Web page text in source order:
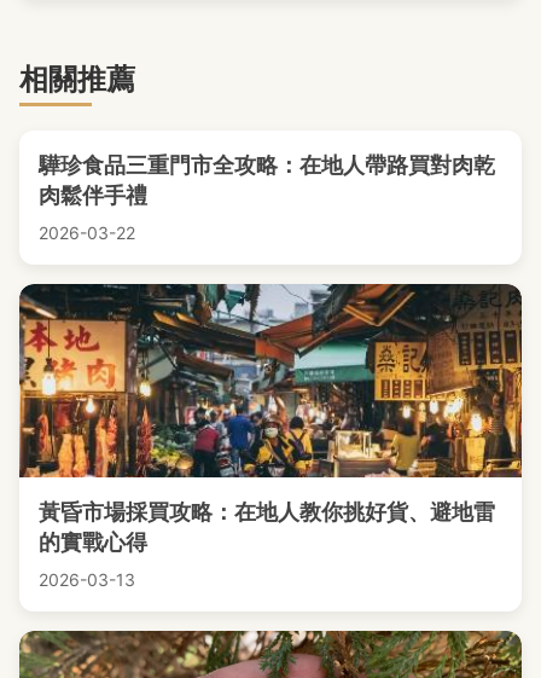
相關推薦
驊珍食品三重門市全攻略：在地人帶路買對肉乾
肉鬆伴手禮
2026-03-22
黃昏市場採買攻略：在地人教你挑好貨、避地雷
的實戰心得
2026-03-13